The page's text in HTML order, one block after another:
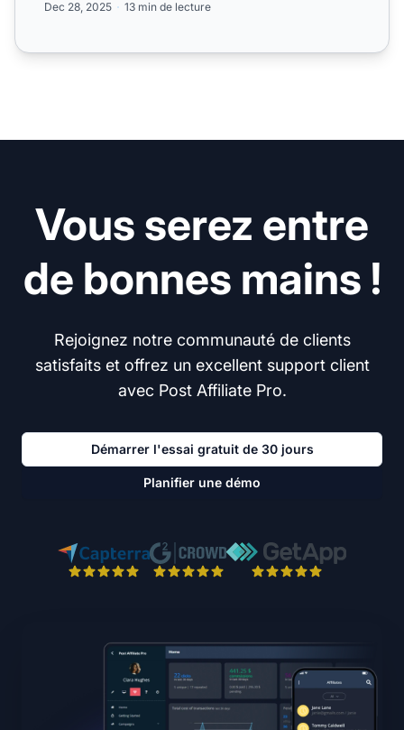
Dec 28, 2025 13 min de lecture
Vous serez entre
de bonnes mains !
Rejoignez notre communauté de clients
satisfaits et offrez un excellent support client
avec Post Affiliate Pro.
Démarrer l'essai gratuit de 30 jours
Planifier une démo